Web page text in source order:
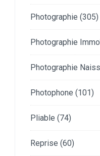
Photographie (305)
Photographie
Photographie
Photophone (101)
Pliable (74)
Reprise (60)